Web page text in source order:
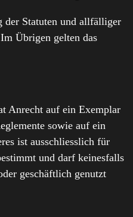
der Statuten und allfälliger
Übrigen gelten das
Anrecht auf ein Exemplar
sowie auf ein
ist ausschliesslich für
und darf keinesfalls
geschäftlich genutzt